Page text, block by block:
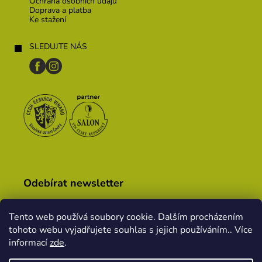
Tento web používá soubory cookie. Dalším procházením
tohoto webu vyjadřujete souhlas s jejich používáním.. Více
informacízde.
Doprava a platba
Ke stažení
SLEDUJTE NÁS
Odebírat newsletter
Vložením e-mailu souhlasíte spodmínkami ochrany
osobních údajů
PŘIHLÁSIT